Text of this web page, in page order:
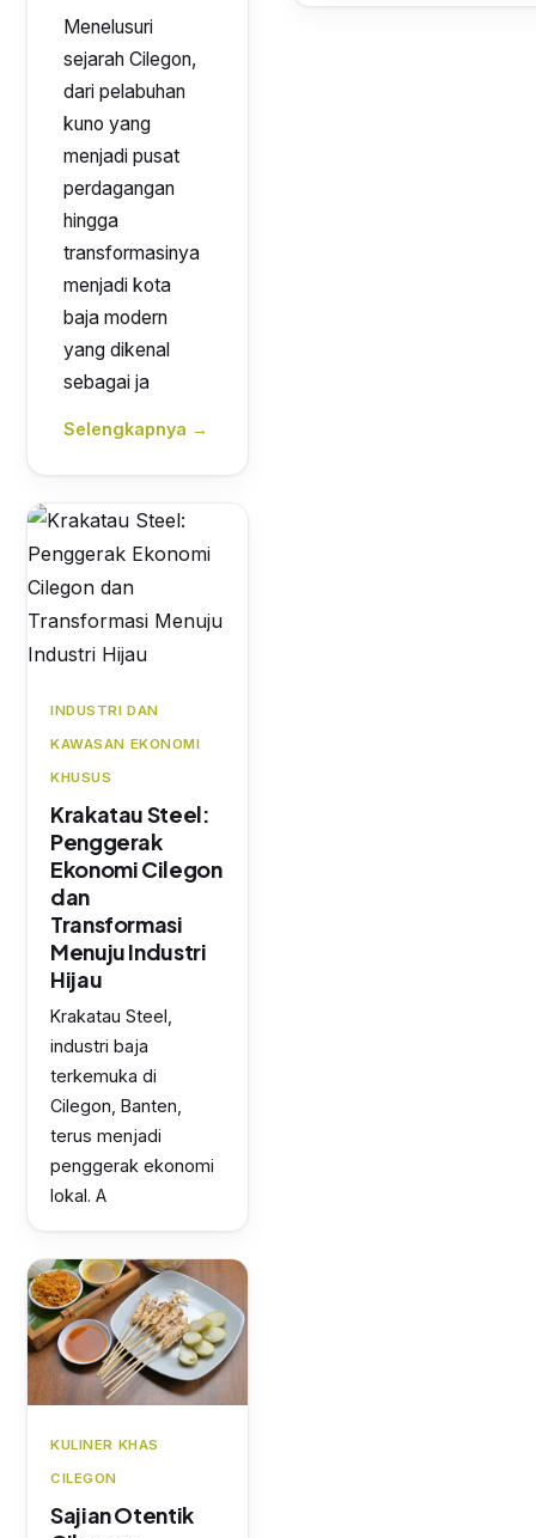
Menelusuri
sejarah Cilegon,
dari pelabuhan
kuno yang
menjadi pusat
perdagangan
hingga
transformasinya
menjadi kota
baja modern
yang dikenal
sebagai ja
Selengkapnya →
INDUSTRI DAN
KAWASAN EKONOMI
KHUSUS
Krakatau Steel:
Penggerak
Ekonomi Cilegon
dan
Transformasi
Menuju Industri
Hijau
Krakatau Steel,
industri baja
terkemuka di
Cilegon, Banten,
terus menjadi
penggerak ekonomi
lokal. A
KULINER KHAS
CILEGON
Sajian Otentik